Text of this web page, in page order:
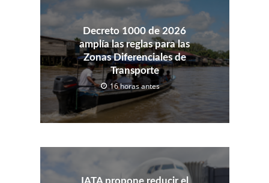
Decreto 1000 de 2026
amplía las reglas para las
Zonas Diferenciales de
Transporte
16 horas antes